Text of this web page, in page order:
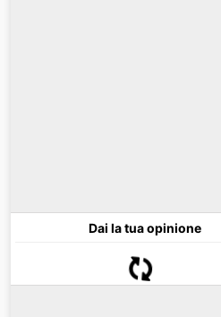
Dai la tua opinione